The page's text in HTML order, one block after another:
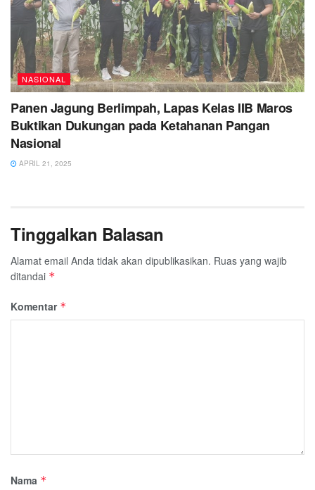
NASIONAL
Panen Jagung Berlimpah, Lapas Kelas IIB Maros
Buktikan Dukungan pada Ketahanan Pangan
Nasional
APRIL 21, 2025
Tinggalkan Balasan
Alamat email Anda tidak akan dipublikasikan. Ruas yang wajib
ditandai *
Komentar *
Nama *